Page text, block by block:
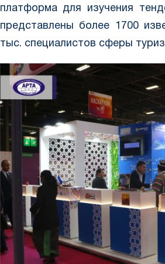
платформа для изучения
представлены более 1700
тыс. специалистов сферы